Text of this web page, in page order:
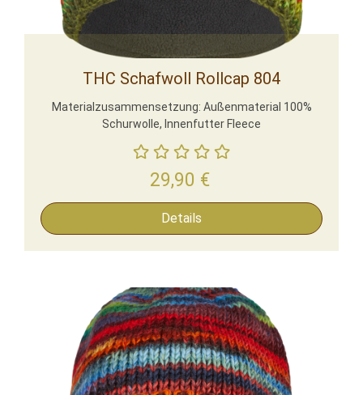
THC Schafwoll Rollcap 804
Materialzusammensetzung: Außenmaterial 100%
Schurwolle, Innenfutter Fleece
29,90 €
Details